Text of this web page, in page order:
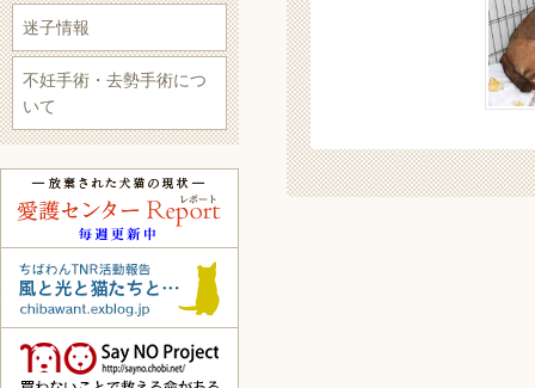
迷子情報
不妊手術・去勢手術につ
いて